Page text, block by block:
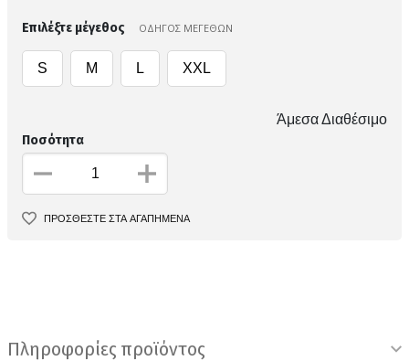
Επιλέξτε μέγεθος ΟΔΗΓΟΣ ΜΕΓΕΘΩΝ
S M L XXL
Άμεσα Διαθέσιμο
Ποσότητα
ΠΡΟΣΘΕΣΤΕ ΣΤΑ ΑΓΑΠΗΜΕΝΑ
Πληροφορίες προϊόντος